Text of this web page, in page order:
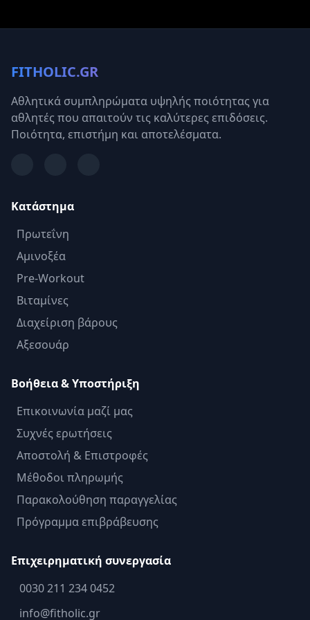
FITHOLIC.GR
Αθλητικά συμπληρώματα υψηλής ποιότητας για
αθλητές που απαιτούν τις καλύτερες επιδόσεις.
Ποιότητα, επιστήμη και αποτελέσματα.
Κατάστημα
Πρωτεΐνη
Αμινοξέα
Pre-Workout
Βιταμίνες
Διαχείριση βάρους
Αξεσουάρ
Βοήθεια & Υποστήριξη
Επικοινωνία μαζί μας
Συχνές ερωτήσεις
Αποστολή & Επιστροφές
Μέθοδοι πληρωμής
Παρακολούθηση παραγγελίας
Πρόγραμμα επιβράβευσης
Επιχειρηματική συνεργασία
0030 211 234 0452
info@fitholic.gr